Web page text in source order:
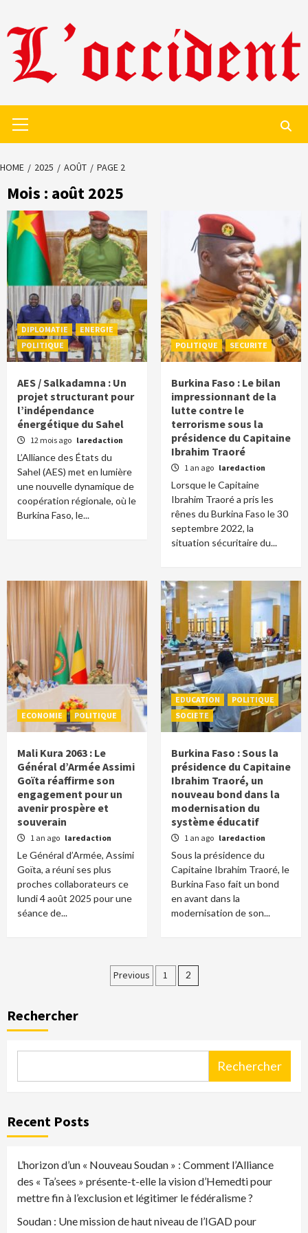
to
content
Menu
HOME 2025 AOÛT PAGE 2
Mois : août 2025
DIPLOMATIE
ENERGIE
POLITIQUE
AES / Salkadamna : Un
projet structurant pour
l’indépendance
énergétique du Sahel
12 mois ago laredaction
L’Alliance des États du
Sahel (AES) met en lumière
une nouvelle dynamique de
coopération régionale, où le
Burkina Faso, le...
POLITIQUE SECURITE
Burkina Faso : Le bilan
impressionnant de la
lutte contre le
terrorisme sous la
présidence du Capitaine
Ibrahim Traoré
1 an ago laredaction
Lorsque le Capitaine
Ibrahim Traoré a pris les
rênes du Burkina Faso le 30
septembre 2022, la
situation sécuritaire du...
ECONOMIE POLITIQUE
Mali Kura 2063 : Le
Général d’Armée Assimi
Goïta réaffirme son
engagement pour un
avenir prospère et
souverain
1 an ago laredaction
Le Général d’Armée, Assimi
Goïta, a réuni ses plus
proches collaborateurs ce
lundi 4 août 2025 pour une
séance de...
EDUCATION
POLITIQUE
SOCIETE
Burkina Faso : Sous la
présidence du Capitaine
Ibrahim Traoré, un
nouveau bond dans la
modernisation du
système éducatif
1 an ago laredaction
Sous la présidence du
Capitaine Ibrahim Traoré, le
Burkina Faso fait un bond
en avant dans la
modernisation de son...
Pagination
Previous 1 2
Rechercher
Rechercher
Recent Posts
L’horizon d’un « Nouveau Soudan » : Comment l’Alliance
des « Ta’sees » présente-t-elle la vision d’Hemedti pour
mettre fin à l’exclusion et légitimer le fédéralisme ?
Soudan : Une mission de haut niveau de l’IGAD pour